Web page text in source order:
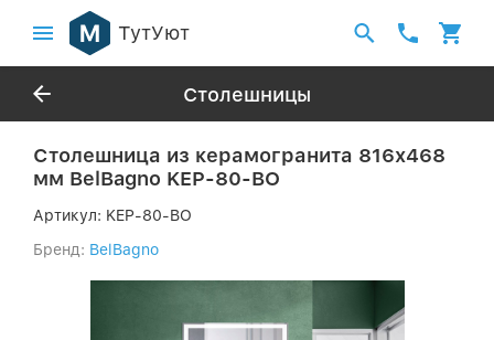
ТутУют
Столешницы
Столешница из керамогранита 816х468
мм BelBagno KEP-80-BO
Артикул: KEP-80-BO
Бренд: BelBagno